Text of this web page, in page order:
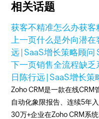
相关话题
获客不精准怎么办获客
上一页什么是外向潜在
远 | SaaS增长策略顾问
下一页销售全流程缺
日 陈行远 | SaaS增长策
Zoho CRM是一款在线CRM
自动化象限报告、连续5年
30万+企业在Zoho CRM系